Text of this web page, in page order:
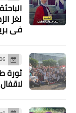
أخبار متنوعة
•مركز نون
ميدانيا
في
06 نوفمبر 2019
ثورة